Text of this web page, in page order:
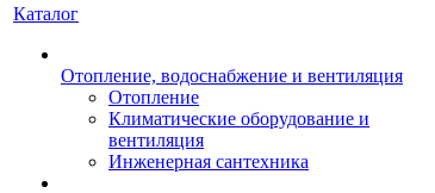
Каталог
Отопление, водоснабжение и вентиляция
Отопление
Климатические оборудование и
вентиляция
Инженерная сантехника